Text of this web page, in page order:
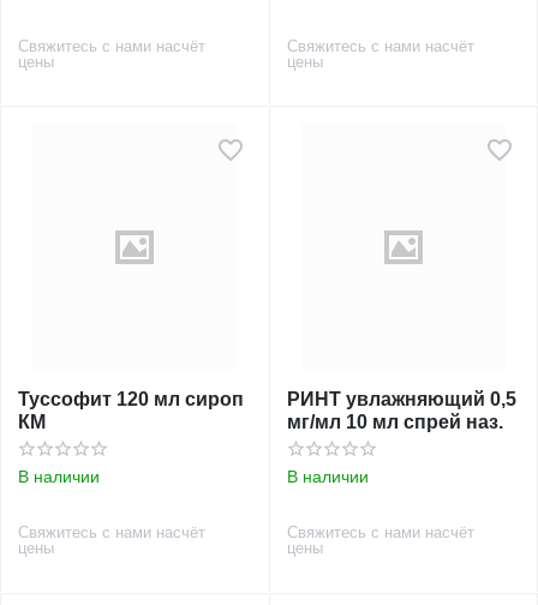
Свяжитесь с нами насчёт
цены
Свяжитесь с нами насчёт
цены
Туссофит 120 мл сироп
КМ
В наличии
Свяжитесь с нами насчёт
цены
РИНТ увлажняющий 0,5
мг/мл 10 мл спрей наз.
В наличии
Свяжитесь с нами насчёт
цены